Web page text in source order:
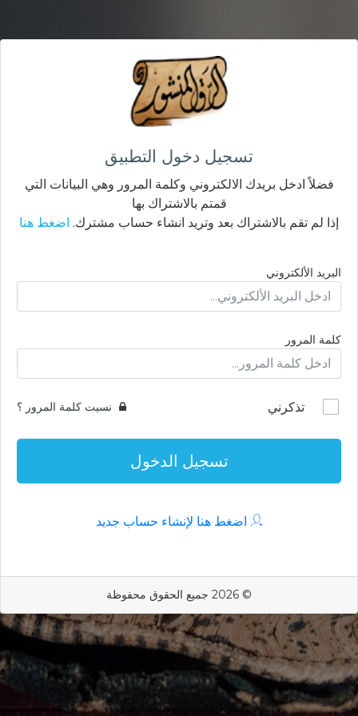
تسجيل دخول التطبيق
فضلاً ادخل بريدك الالكتروني وكلمة المرور وهي البيانات التي
قمتم بالاشتراك بها
إذا لم تقم بالاشتراك بعد وتريد انشاء حساب مشترك. اضغط هنا
البريد الألكتروني
كلمة المرور
تذكرني نسيت كلمة المرور ؟
تسجيل الدخول
اضغط هنا لإنشاء حساب جديد
© 2026 جميع الحقوق محفوظة